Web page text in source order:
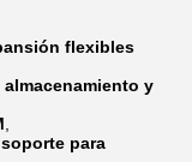
flexibles
y
para